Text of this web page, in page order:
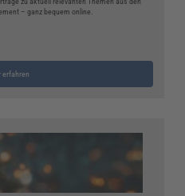
– ganz bequem online.
erfahren